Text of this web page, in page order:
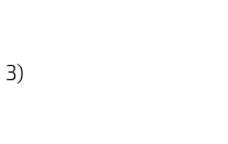
3)